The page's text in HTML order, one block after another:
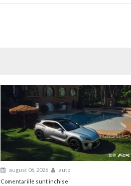
august 06, 2026
auto
Comentariile sunt închisepentru